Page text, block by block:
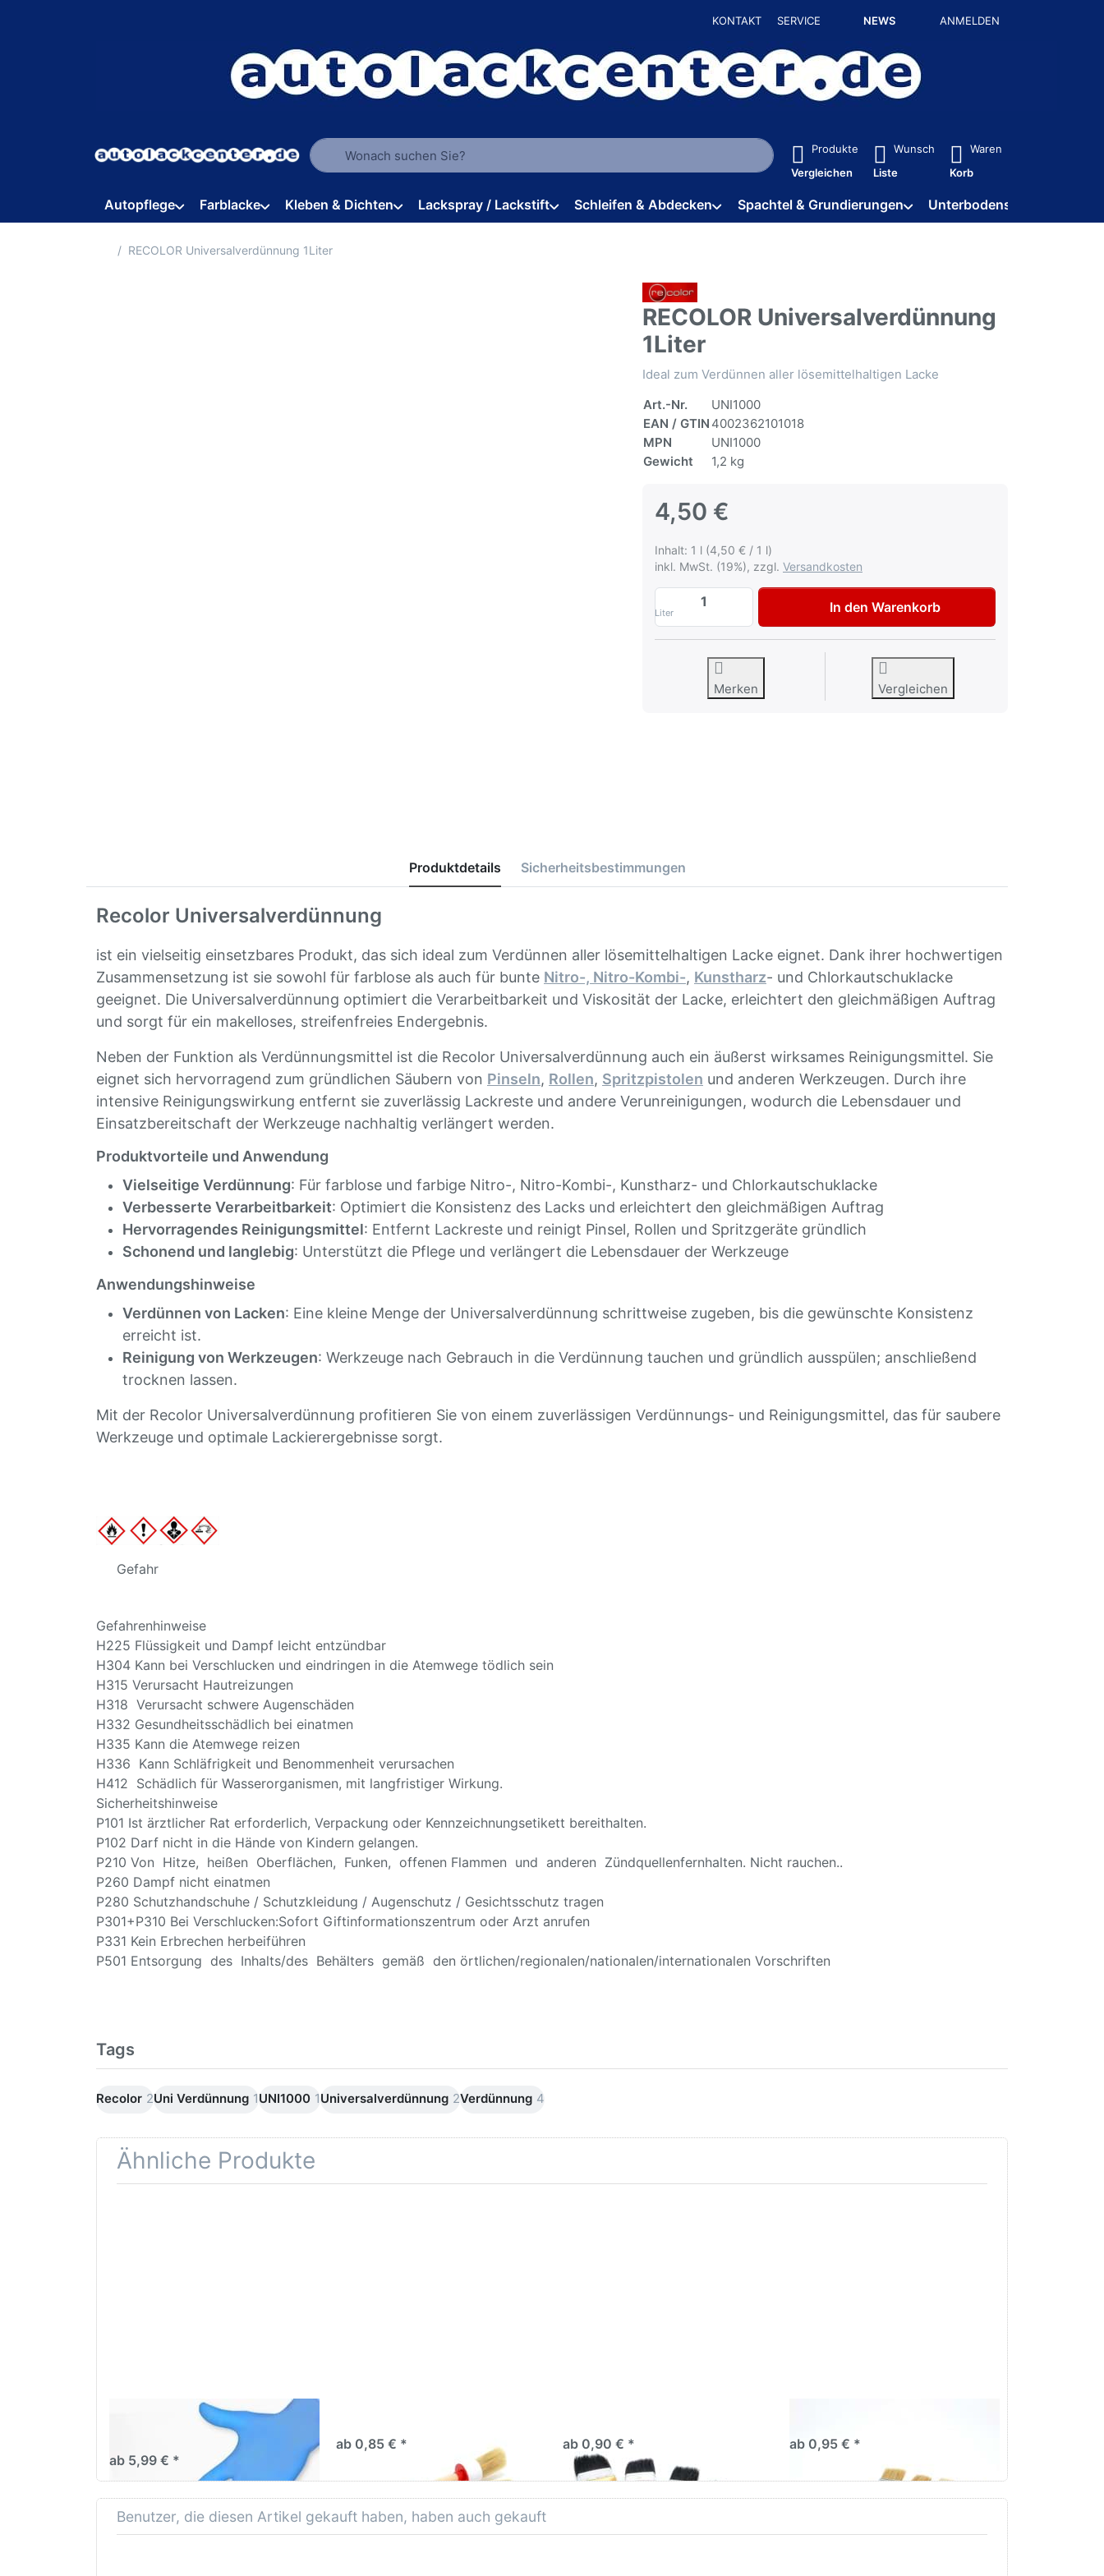
KONTAKT SERVICE NEWS ANMELDEN
Geben Sie einen Suchbegriff ein. Während Sie tippen, erscheinen automatisch erste Ergebnisse. Drücken Sie die Eingabetaste, um alle
Produkte
Vergleichen
Wunsch
Liste
Waren
Korb
Autopflege Farblacke Kleben & Dichten Lackspray / Lackstift Schleifen & Abdecken Spachtel & Grundierungen Unterbodenschutz / HV
Startseite
RECOLOR Universalverdünnung 1Liter
RECOLOR Universalverdünnung
1Liter
Ideal zum Verdünnen aller lösemittelhaltigen Lacke
Art.-Nr.
UNI1000
EAN / GTIN 4002362101018
MPN
UNI1000
Gewicht
1,2 kg
4,50 €
Inhalt: 1 l (4,50 € / 1 l)
inkl. MwSt. (19%), zzgl. Versandkosten
Liter
RECOLOR Universalverdünnung 1Liter zu 4,50 €, Menge 1.
In den Warenkorb
Merken Vergleichen
Produktdetails Sicherheitsbestimmungen
Recolor Universalverdünnung
ist ein vielseitig einsetzbares Produkt, das sich ideal zum Verdünnen aller lösemittelhaltigen Lacke eignet. Dank ihrer hochwertigen
Zusammensetzung ist sie sowohl für farblose als auch für bunte Nitro-, Nitro-Kombi-, Kunstharz- und Chlorkautschuklacke
geeignet. Die Universalverdünnung optimiert die Verarbeitbarkeit und Viskosität der Lacke, erleichtert den gleichmäßigen Auftrag
und sorgt für ein makelloses, streifenfreies Endergebnis.
Neben der Funktion als Verdünnungsmittel ist die Recolor Universalverdünnung auch ein äußerst wirksames Reinigungsmittel. Sie
eignet sich hervorragend zum gründlichen Säubern von Pinseln, Rollen, Spritzpistolen und anderen Werkzeugen. Durch ihre
intensive Reinigungswirkung entfernt sie zuverlässig Lackreste und andere Verunreinigungen, wodurch die Lebensdauer und
Einsatzbereitschaft der Werkzeuge nachhaltig verlängert werden.
Produktvorteile und Anwendung
Vielseitige Verdünnung: Für farblose und farbige Nitro-, Nitro-Kombi-, Kunstharz- und Chlorkautschuklacke
Verbesserte Verarbeitbarkeit: Optimiert die Konsistenz des Lacks und erleichtert den gleichmäßigen Auftrag
Hervorragendes Reinigungsmittel: Entfernt Lackreste und reinigt Pinsel, Rollen und Spritzgeräte gründlich
Schonend und langlebig: Unterstützt die Pflege und verlängert die Lebensdauer der Werkzeuge
Anwendungshinweise
Verdünnen von Lacken: Eine kleine Menge der Universalverdünnung schrittweise zugeben, bis die gewünschte Konsistenz
erreicht ist.
Reinigung von Werkzeugen: Werkzeuge nach Gebrauch in die Verdünnung tauchen und gründlich ausspülen; anschließend
trocknen lassen.
Mit der Recolor Universalverdünnung profitieren Sie von einem zuverlässigen Verdünnungs- und Reinigungsmittel, das für saubere
Werkzeuge und optimale Lackierergebnisse sorgt.
Gefahr
Gefahrenhinweise
H225 Flüssigkeit und Dampf leicht entzündbar
H304 Kann bei Verschlucken und eindringen in die Atemwege tödlich sein
H315 Verursacht Hautreizungen
H318 Verursacht schwere Augenschäden
H332 Gesundheitsschädlich bei einatmen
H335 Kann die Atemwege reizen
H336 Kann Schläfrigkeit und Benommenheit verursachen
H412 Schädlich für Wasserorganismen, mit langfristiger Wirkung.
Sicherheitshinweise
P101 Ist ärztlicher Rat erforderlich, Verpackung oder Kennzeichnungsetikett bereithalten.
P102 Darf nicht in die Hände von Kindern gelangen.
P210 Von Hitze, heißen Oberflächen, Funken, offenen Flammen und anderen Zündquellenfernhalten. Nicht rauchen..
P260 Dampf nicht einatmen
P280 Schutzhandschuhe / Schutzkleidung / Augenschutz / Gesichtsschutz tragen
P301+P310 Bei Verschlucken:Sofort Giftinformationszentrum oder Arzt anrufen
P331 Kein Erbrechen herbeiführen
P501 Entsorgung des Inhalts/des Behälters gemäß den örtlichen/regionalen/nationalen/internationalen Vorschriften
Tags
Recolor 2Uni Verdünnung 1UNI1000 1Universalverdünnung 2Verdünnung 4
Ähnliche Produkte
Nitril Lackierhandschuhe 100
ab 5,99 € *
ab 0,85 € *
ab 0,90 € *
ab 0,95 € *
Benutzer, die diesen Artikel gekauft haben, haben auch gekauft